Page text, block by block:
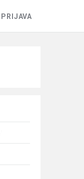
PRIJAVA